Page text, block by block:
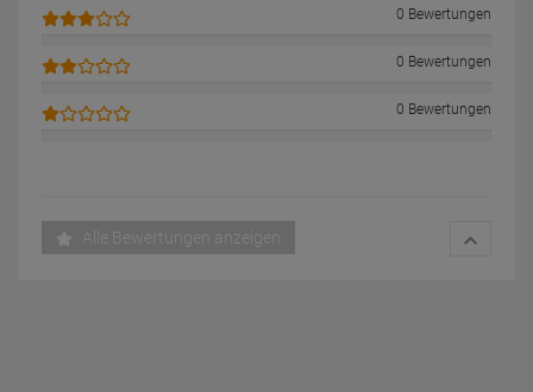
0 Bewertungen
0 Bewertungen
0 Bewertungen
Alle Bewertungen anzeigen